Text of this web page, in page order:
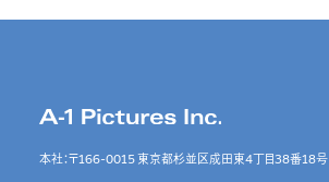
本社：〒166-0015 東京都杉並区成田東4丁目38番18号